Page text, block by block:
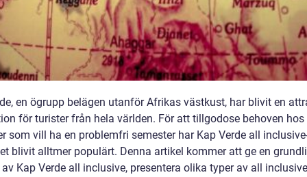
en ögrupp belägen utanför Afrikas västkust, har blivit en
för turister från hela världen. För att tillgodose behoven hos
som vill ha en problemfri semester har Kap Verde all
blivit alltmer populärt. Denna artikel kommer att ge en
Kap Verde all inclusive, presentera olika typer av all